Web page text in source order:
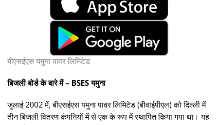
बीएसईएस यमुना पावर लिमिटेड
बिजली बोर्ड के बारे में – BSES यमुना
जुलाई 2002 में, बीएसईएस यमुना पावर लिमिटेड (बीवाईपीएल) को दिल्ली में
तीन बिजली वितरण कंपनियों में से एक के रूप में स्थापित किया गया था। यह